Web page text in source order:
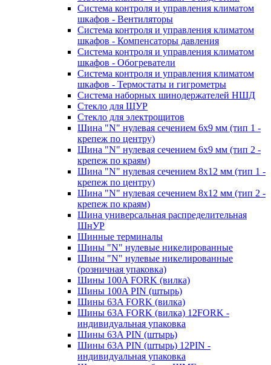
Система контроля и управления климатом
шкафов - Вентиляторы
Система контроля и управления климатом
шкафов - Компенсаторы давления
Система контроля и управления климатом
шкафов - Обогреватели
Система контроля и управления климатом
шкафов - Термостаты и гигрометры
Система наборных шинодержателей НШД
Стекло для ЩУР
Стекло для электрощитов
Шина "N" нулевая сечением 6х9 мм (тип 1 -
крепеж по центру)
Шина "N" нулевая сечением 6х9 мм (тип 2 -
крепеж по краям)
Шина "N" нулевая сечением 8х12 мм (тип 1 -
крепеж по центру)
Шина "N" нулевая сечением 8х12 мм (тип 2 -
крепеж по краям)
Шина универсальная распределительная
ШнУР
Шинные терминалы
Шины "N" нулевые никелированные
Шины "N" нулевые никелированные
(розничная упаковка)
Шины 100A FORK (вилка)
Шины 100A PIN (штырь)
Шины 63A FORK (вилка)
Шины 63A FORK (вилка) 12FORK -
индивидуальная упаковка
Шины 63A PIN (штырь)
Шины 63A PIN (штырь) 12PIN -
индивидуальная упаковка